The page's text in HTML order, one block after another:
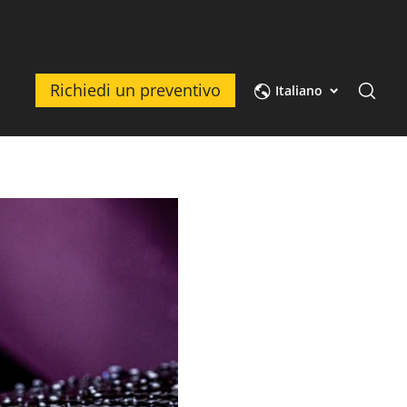
Richiedi un preventivo Italiano